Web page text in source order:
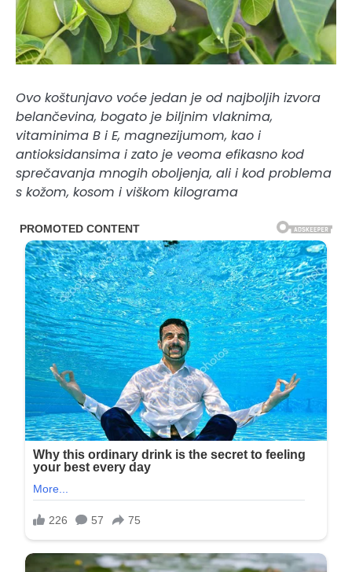
Ovo koštunjavo voće jedan je od najboljih izvora
belančevina, bogato je biljnim vlaknima,
vitaminima B i E, magnezijumom, kao i
antioksidansima i zato je veoma efikasno kod
sprečavanja mnogih oboljenja, ali i kod problema
s kožom, kosom i viškom kilograma